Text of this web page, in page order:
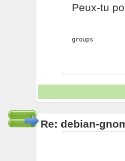
Peux-tu
Re: debian-